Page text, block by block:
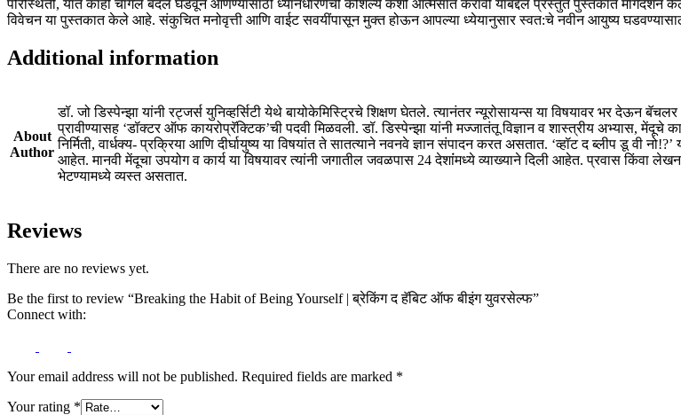
परिस्थिती, यात काही चांगले बदल घडवून आणण्यासाठी ध्यानधारणेची कौशल्ये कशी आत्मसात करावी याबद्दल प्रस्तुत पुस्तकात
विवेचन या पुस्तकात केले आहे. संकुचित मनोवृत्ती आणि वाईट सवयींपासून मुक्त होऊन आपल्या ध्येयानुसार स्वत:चे नवीन आयुष्य
Additional information
About
Author
डॉ. जो डिस्पेन्झा यांनी रट्जर्स युनिव्हर्सिटी येथे बायोकेमिस्ट्रिचे शिक्षण घेतले. त्यानंतर न्यूरोसायन्स या विषयावर भर देऊन
प्रावीण्यासह ‘डॉक्टर ऑफ कायरोप्रॅक्टिक’ची पदवी मिळवली. डॉ. डिस्पेन्झा यांनी मज्जातंतू विज्ञान व शास्त्रीय अभ्यास,
निर्मिती, वार्धक्य- प्रक्रिया आणि दीर्घायुष्य या विषयांत ते सातत्याने नवनवे ज्ञान संपादन करत असतात. ‘व्हॉट द ब्लीप डू वी
आहेत. मानवी मेंदूचा उपयोग व कार्य या विषयावर त्यांनी जगातील जवळपास 24 देशांंमध्ये व्याख्याने दिली आहेत. प्रवास किंवा
भेटण्यामध्ये व्यस्त असतात.
Reviews
There are no reviews yet.
Be the first to review “Breaking the Habit of Being Yourself | ब्रेकिंग द हॅबिट ऑफ बीइंग युवरसेल्फ”
Connect with:
Your email address will not be published. Required fields are marked *
Your rating *